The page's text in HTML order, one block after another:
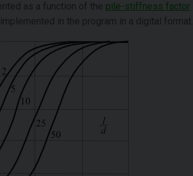
as a function of the pile-stiffness factor
in the program in a digital format.